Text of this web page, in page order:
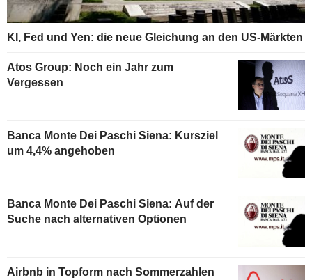
KI, Fed und Yen: die neue Gleichung an den US-Märkten
Atos Group: Noch ein Jahr zum
Vergessen
Banca Monte Dei Paschi Siena: Kursziel
um 4,4% angehoben
Banca Monte Dei Paschi Siena: Auf der
Suche nach alternativen Optionen
Airbnb in Topform nach Sommerzahlen